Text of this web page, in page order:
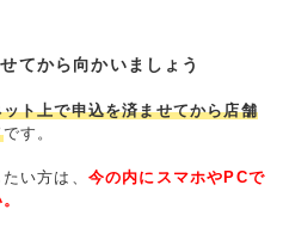
てから向かいましょう
ット上で申込を済ませてから店舗
です。
い方は、 今の内にスマホやPCで